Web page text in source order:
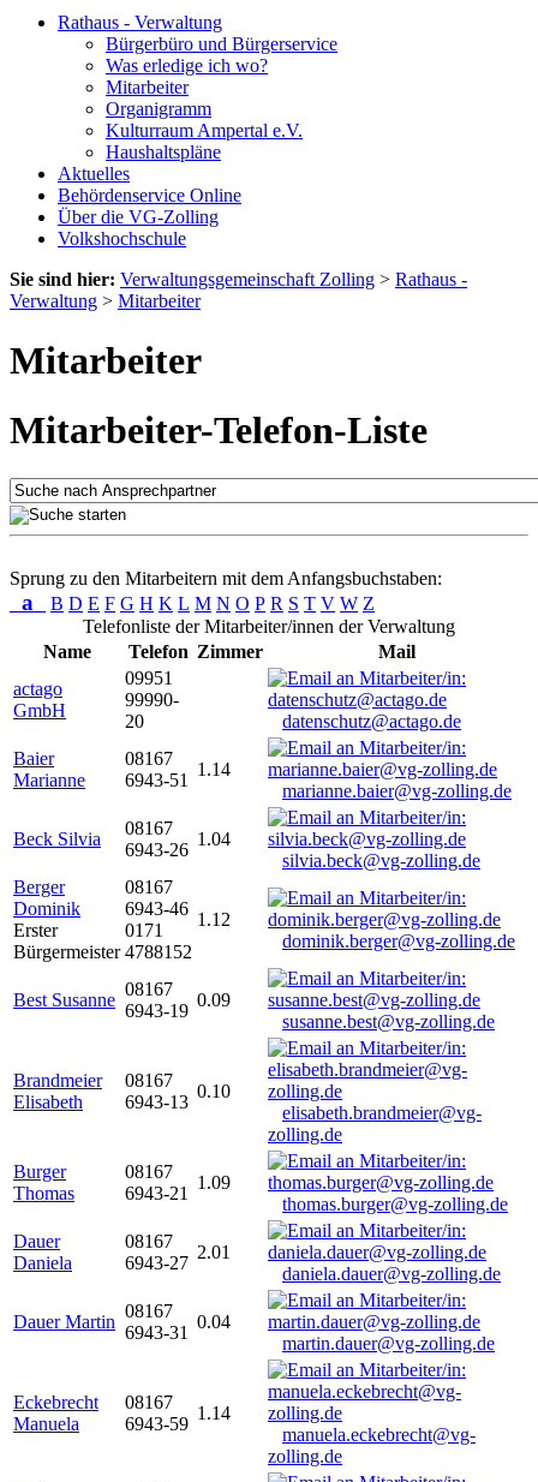
Rathaus - Verwaltung
Bürgerbüro und Bürgerservice
Was erledige ich wo?
Mitarbeiter
Organigramm
Kulturraum Ampertal e.V.
Haushaltspläne
Aktuelles
Behördenservice Online
Über die VG-Zolling
Volkshochschule
Sie sind hier: Verwaltungsgemeinschaft Zolling > Rathaus -
Verwaltung > Mitarbeiter
Mitarbeiter
Mitarbeiter-Telefon-Liste
Sprung zu den Mitarbeitern mit dem Anfangsbuchstaben:
a B D E F G H K L M N O P R S T V W Z
Telefonliste der Mitarbeiter/innen der Verwaltung
Name
Telefon Zimmer
Mail
actago
GmbH
09951
99990-
20
datenschutz@actago.de
Baier
Marianne
08167
6943-51
1.14
marianne.baier@vg-zolling.de
Beck Silvia
08167
6943-26
1.04
silvia.beck@vg-zolling.de
Berger
Dominik
Erster
Bürgermeister
08167
6943-46
0171
4788152
1.12
dominik.berger@vg-zolling.de
Best Susanne
08167
6943-19
0.09
susanne.best@vg-zolling.de
Brandmeier
Elisabeth
08167
6943-13
0.10
elisabeth.brandmeier@vg-
zolling.de
Burger
Thomas
08167
6943-21
1.09
thomas.burger@vg-zolling.de
Dauer
Daniela
08167
6943-27
2.01
daniela.dauer@vg-zolling.de
Dauer Martin
08167
6943-31
0.04
martin.dauer@vg-zolling.de
Eckebrecht
Manuela
08167
6943-59
1.14
manuela.eckebrecht@vg-
zolling.de